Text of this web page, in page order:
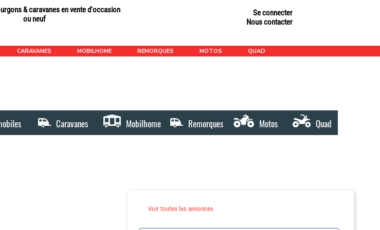
& caravanes en vente d'occasion
ou neuf
Se connecter
Nous contacter
CARAVANES MOBILHOME REMORQUES MOTOS QUAD
Caravanes Mobilhome Remorques Motos Quad
Voir toutes les annonces